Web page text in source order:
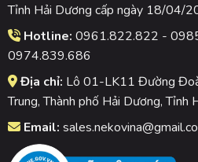
Tỉnh Hải Dương cấp ngày 18/04/
Hotline: 0961.822.822 -
0974.839.686
Địa chỉ: Lô 01-LK11 Đường
Trung, Thành phố Hải Dương, Tỉnh
Email: